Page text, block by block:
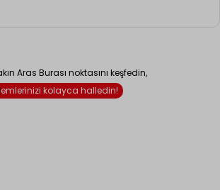
Aras Burası noktasını keşfedin,
kolayca halledin!